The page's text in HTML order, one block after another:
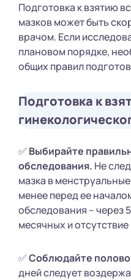
Подготовка к взятию
мазков может быть
врачом. Если
плановом порядке,
общих правил
Подготовка к
✅ Выбирайте
обследования. Не
мазка в
менее перед ее
обследования – через
месячных и
✅Соблюдайте
дней следует